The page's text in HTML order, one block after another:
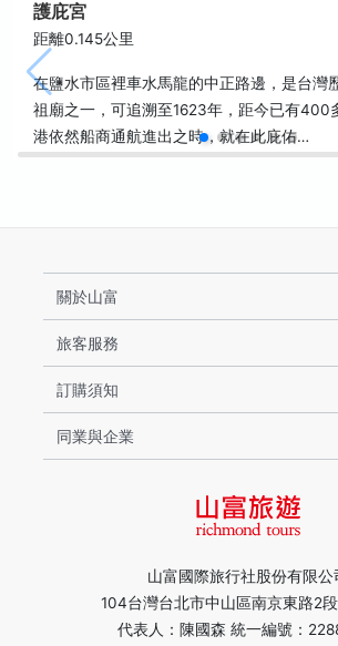
護庇宮
距離0.145公里
在鹽水市區裡車水馬龍的中正路邊，是台灣
祖廟之一，可追溯至1623年，距今已有400
港依然船商通航進出之時，就在此庇佑…
山富國際旅行社股份有限公
104台灣台北市中山區南京東路2
代表人：陳國森 統一編號：
關於山富
旅客服務
訂購須知
同業與企業